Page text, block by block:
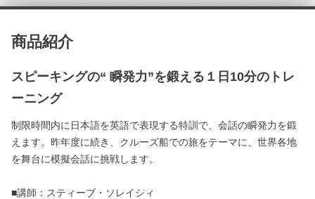
商品紹介
スピーキングの“ 瞬発力”を鍛える１日10分のトレ
ーニング
制限時間内に日本語を英語で表現する特訓で、会話の瞬発力を鍛
えます。昨年度に続き、クルーズ船での旅をテーマに、世界各地
を舞台に模擬会話に挑戦します。
■講師：スティーブ・ソレイシィ